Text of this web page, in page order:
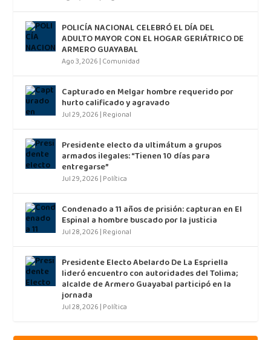
POLICÍA NACIONAL CELEBRÓ EL DÍA DEL
ADULTO MAYOR CON EL HOGAR GERIÁTRICO DE
ARMERO GUAYABAL
Ago 3, 2026 | Comunidad
Capturado en Melgar hombre requerido por
hurto calificado y agravado
Jul 29, 2026 | Regional
Presidente electo da ultimátum a grupos
armados ilegales: “Tienen 10 días para
entregarse”
Jul 29, 2026 | Política
Condenado a 11 años de prisión: capturan en El
Espinal a hombre buscado por la justicia
Jul 28, 2026 | Regional
Presidente Electo Abelardo De La Espriella
lideró encuentro con autoridades del Tolima;
alcalde de Armero Guayabal participó en la
jornada
Jul 28, 2026 | Política